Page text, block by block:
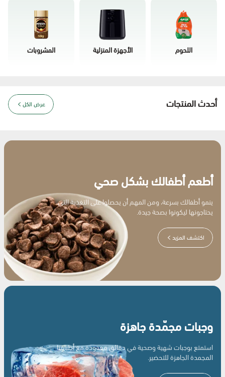
اللحوم الأجهزة المنزلية المشروبات
أحدث المنتجات عرض الكل
أطعم أطفالك بشكل صحي
ينمو أطفالك بسرعة، ومن المهم أن يحصلوا على التغذية التي
يحتاجونها ليكونوا بصحة جيدة.
اكتشف المزيد
وجبات مجمّدة جاهزة
استمتع بوجبات شهية وصحية في دقائق معدودة مع أطباقنا
المجمدة الجاهزة للتحضير.